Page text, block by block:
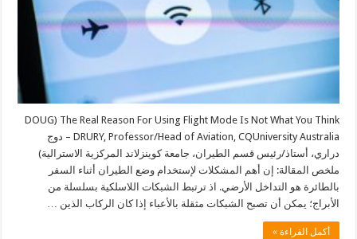
The Real Reason For Using Flight Mode Is Not What You Think (DOUG
DRURY, Professor/Head of Aviation, CQUniversity Australia – دوج
دراري، أستاذ/رئيس قسم الطيران، جامعة كوينزلاند المركزية الاسترالية)
ملخص المقالة: إن أهم المشكلات لإستخدام وضع الطيران أثناء السفر
بالطائرة هو التداخل الأرضي. اذ ترتبط الشبكات اللاسلكية بسلسلة من
الأبراج؛ يمكن أن تصبح الشبكات مثقلة بالأعباء إذا كان الركاب الذين …
أكمل القراءة »